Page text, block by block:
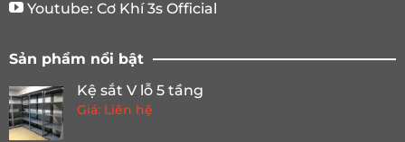
Youtube: Cơ Khí 3s Official
Sản phẩm nổi bật
Kệ sắt V lỗ 5 tầng
Giá: Liên hệ